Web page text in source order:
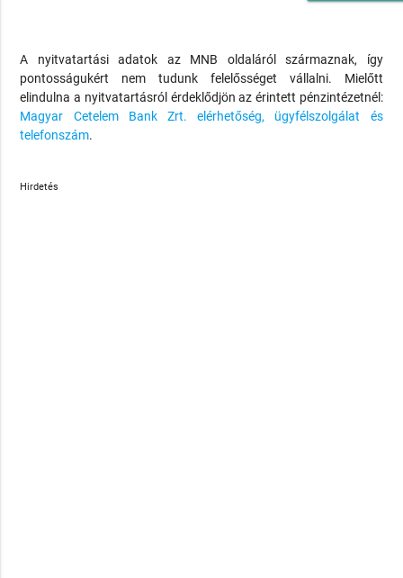
A nyitvatartási adatok az MNB oldaláról származnak, így
pontosságukért nem tudunk felelősséget vállalni. Mielőtt
elindulna a nyitvatartásról érdeklődjön az érintett pénzintézetnél:
Magyar Cetelem Bank Zrt. elérhetőség, ügyfélszolgálat és
telefonszám.
Hirdetés